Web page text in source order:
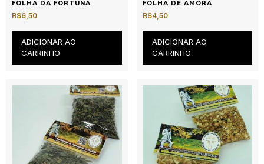
FOLHA DA FORTUNA
R$6,50
ADICIONAR AO
CARRINHO
FOLHA DE AMORA
R$4,50
ADICIONAR AO
CARRINHO